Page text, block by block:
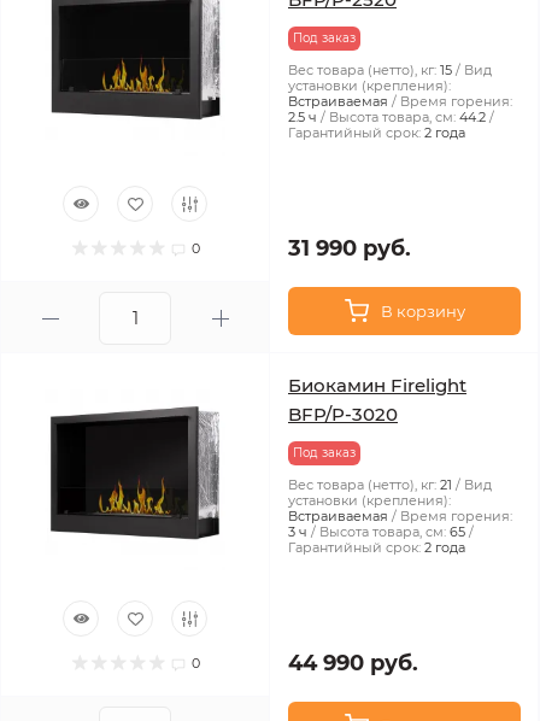
0
Под заказ
Вес товара (нетто), кг: 15
Вид
установки (крепления):
Встраиваемая
Время горения:
2.5 ч
Высота товара, см: 44.2
Гарантийный срок: 2 года
31 990 руб.
В корзину
0
Биокамин Firelight
BFP/P-3020
Под заказ
Вес товара (нетто), кг: 21
Вид
установки (крепления):
Встраиваемая
Время горения:
3 ч
Высота товара, см: 65
Гарантийный срок: 2 года
44 990 руб.